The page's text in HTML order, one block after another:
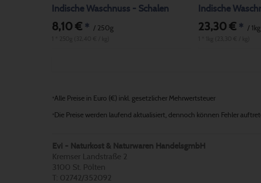
Indische Waschnuss - Schalen
8,10 € * / 250g
Indische
23,30 €* / 1kg
*Alle Preise in Euro (€) inkl. gesetzlicher Mehrwertsteuer
* Die Preise werden laufend aktualisiert, dennoch können Fehler
Evi - Naturkost & Naturwaren HandelsgmbH
Kremser Landstraße 2
3100 St. Pölten
T: 02742/352092